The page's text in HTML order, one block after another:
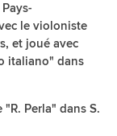
le violoniste
et joué avec
italiano" dans
Perla" dans S.